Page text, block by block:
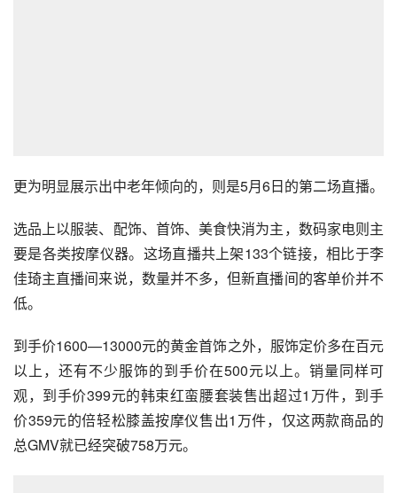
更为明显展示出中老年倾向的，则是5月6日的第二场直播。
选品上以服装、配饰、首饰、美食快消为主，数码家电则主
要是各类按摩仪器。这场直播共上架133个链接，相比于李
佳琦主直播间来说，数量并不多，但新直播间的客单价并不
低。
到手价1600—13000元的黄金首饰之外，服饰定价多在百元
以上，还有不少服饰的到手价在500元以上。销量同样可
观，到手价399元的韩束红蛮腰套装售出超过1万件，到手
价359元的倍轻松膝盖按摩仪售出1万件，仅这两款商品的
总GMV就已经突破758万元。